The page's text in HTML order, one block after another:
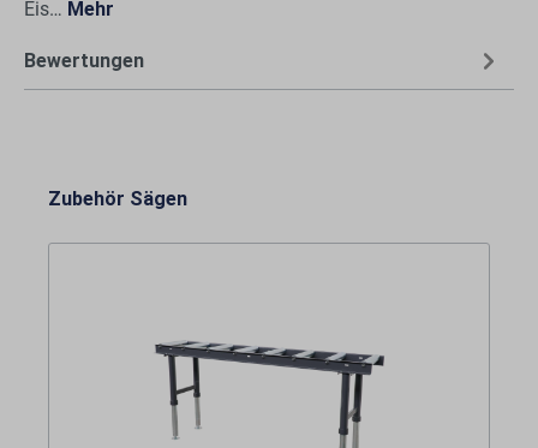
Eis… Mehr
Bewertungen
Zubehör Sägen